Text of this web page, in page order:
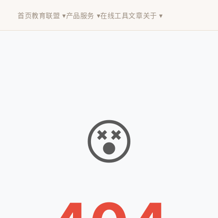
首页教育联盟 ▾产品服务 ▾在线工具文章关于 ▾
😵